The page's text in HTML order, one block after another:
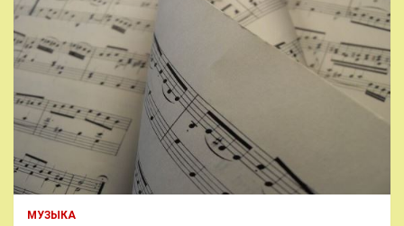
МУЗЫКА